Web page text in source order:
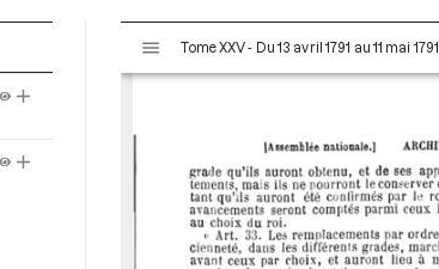
s
a
s
Tome XXV - Du 13 avril 1791 au 11 mai 1791